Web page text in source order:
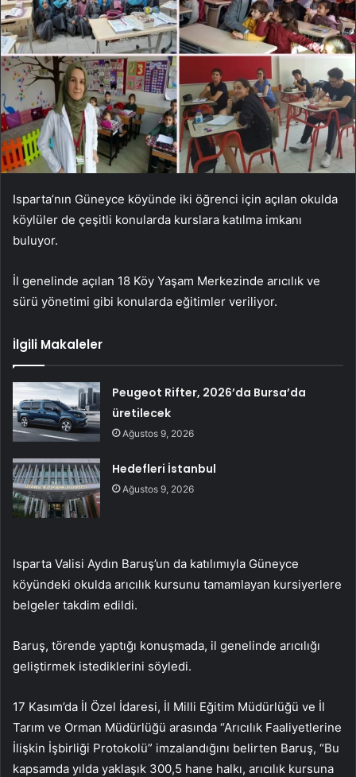
Isparta’nın Güneyce köyünde iki öğrenci için açılan okulda
köylüler de çeşitli konularda kurslara katılma imkanı
buluyor.
İl genelinde açılan 18 Köy Yaşam Merkezinde arıcılık ve
sürü yönetimi gibi konularda eğitimler veriliyor.
İlgili Makaleler
Peugeot Rifter, 2026’da Bursa’da
üretilecek
Ağustos 9, 2026
Hedefleri İstanbul
Ağustos 9, 2026
Isparta Valisi Aydın Baruş’un da katılımıyla Güneyce
köyündeki okulda arıcılık kursunu tamamlayan kursiyerlere
belgeler takdim edildi.
Baruş, törende yaptığı konuşmada, il genelinde arıcılığı
geliştirmek istediklerini söyledi.
17 Kasım’da İl Özel İdaresi, İl Milli Eğitim Müdürlüğü ve İl
Tarım ve Orman Müdürlüğü arasında “Arıcılık Faaliyetlerine
İlişkin İşbirliği Protokolü” imzalandığını belirten Baruş, “Bu
kapsamda yılda yaklaşık 300,5 hane halkı, arıcılık kursuna